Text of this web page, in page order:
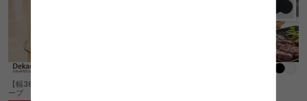
【幅36cm】Dekadan2 カセットガススト
ーブ